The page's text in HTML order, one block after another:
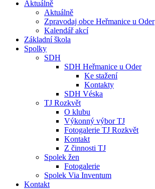
Aktuálně
Aktuálně
Zpravodaj obce Heřmanice u Oder
Kalendář akcí
Základní škola
Spolky
SDH
SDH Heřmanice u Oder
Ke stažení
Kontakty
SDH Véska
TJ Rozkvět
O klubu
Výkonný výbor TJ
Fotogalerie TJ Rozkvět
Kontakt
Z činnosti TJ
Spolek žen
Fotogalerie
Spolek Via Inventum
Kontakt